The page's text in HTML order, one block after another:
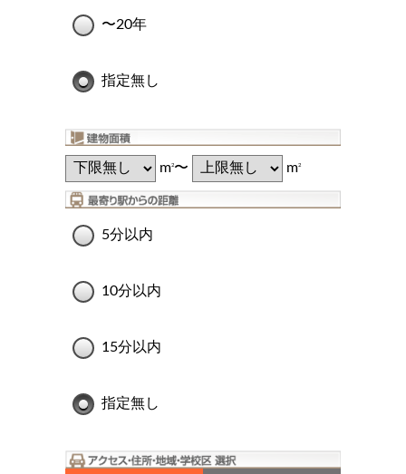
〜20年
指定無し
m2〜 m2
5分以内
10分以内
15分以内
指定無し